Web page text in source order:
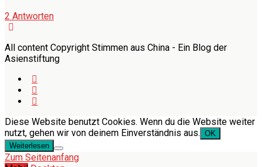
2 Antworten
All content Copyright Stimmen aus China - Ein Blog der
Asienstiftung
Diese Website benutzt Cookies. Wenn du die Website weiter
nutzt, gehen wir von deinem Einverständnis aus. OK
Weiterlesen
Zum Seitenanfang